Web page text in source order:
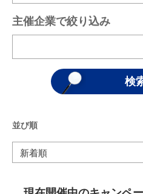
主催企業で絞り込み
並び順